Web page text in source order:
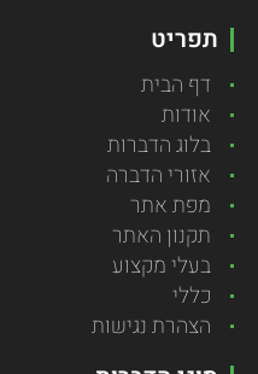
תפריט
דף הבית
אודות
בלוג הדברות
אזורי הדברה
מפת אתר
תקנון האתר
בעלי מקצוע
כללי
הצהרת נגישות